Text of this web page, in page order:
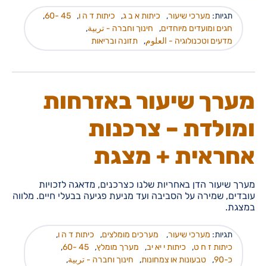
תגיות: מערכי שיעור, כיתות א ב ג, כיתות ד ה ו,
45 -60
,
חגים ומועדים מיוחדים, חינוך וחברה - تربية,
מדעים וטכנולוגיה - العلوم, תזונה ובריאות
מערך שיעור באזרחות
ומולדת – צרכנות
אחראית + מצגת
מערך שיעור הדן באחריות שלנו כצרכנים, מדאגה לזכויות
עובדים, שמירה על הסביבה ועד מניעת פגיעה בבעלי חיים. מלווה
במצגת.
תגיות: מערכי שיעור, מערכים מומלצים, כיתות ד ה ו,
כיתות ז ח ט, כיתות י יא יב, מערך מומלץ,
45 -60
,
כ-90
, טבעונות או צמחונות, חינוך וחברה - تربية,